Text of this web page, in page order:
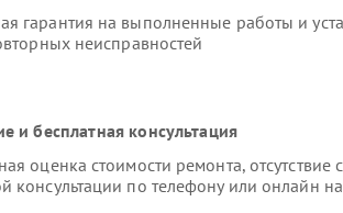
гарантия на выполненные работы и
неисправностей
и бесплатная консультация
оценка стоимости ремонта, отсутствие
консультации по телефону или онлайн